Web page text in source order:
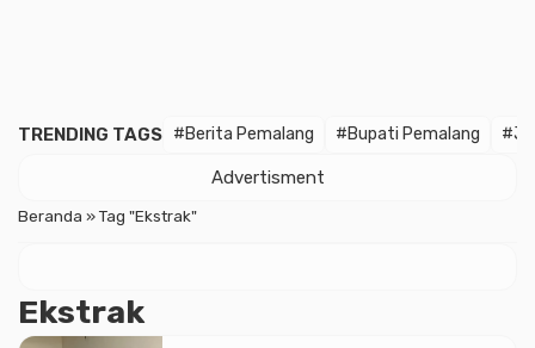
TRENDING TAGS #Berita Pemalang #Bupati Pemalang
Advertisment
Beranda »Tag "Ekstrak"
Ekstrak